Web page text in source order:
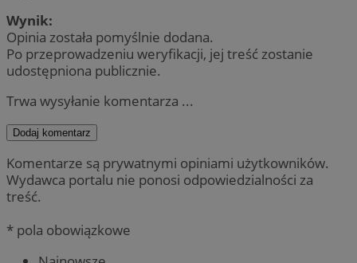
Wynik:
Opinia została pomyślnie dodana.
Po przeprowadzeniu weryfikacji, jej treść zostanie
udostępniona publicznie.
Trwa wysyłanie komentarza ...
Dodaj komentarz
Komentarze są prywatnymi opiniami użytkowników.
Wydawca portalu nie ponosi odpowiedzialności za
treść.
* pola obowiązkowe